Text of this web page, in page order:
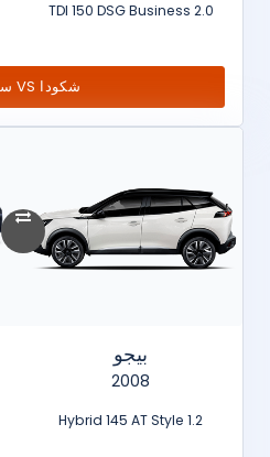
2.0 TDI 150 DSG Business
شكودا VS سمارت
بيجو
2008
1.2 Hybrid 145 AT Style